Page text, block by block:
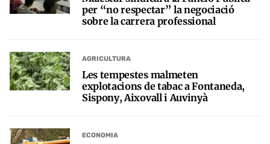
per “no respectar” la negociació
sobre la carrera professional
AGRICULTURA
Les tempestes malmeten
explotacions de tabac a Fontaneda,
Sispony, Aixovall i Auvinyà
ECONOMIA